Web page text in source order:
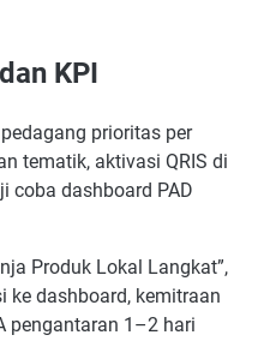
KPI
prioritas per
tematik, aktivasi QRIS di
coba dashboard PAD
Produk Lokal Langkat”,
ke dashboard, kemitraan
pengantaran 1–2 hari